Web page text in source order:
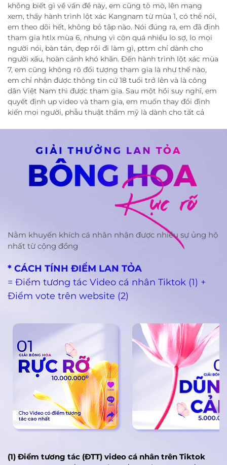
không biết gì về vấn đề này, em cũng tò mò, lên mạng
xem, thấy hành trình lột xác Kangnam từ mùa 1, có thể nói,
em theo dõi hết, không bỏ tập nào. Nói đúng ra, em đã định
tham gia htlx mùa 6, nhưng vì còn quá nhiều lo sợ, lo mọi
người nói, bàn tán, đẹp rồi đi làm gì, pttm chỉ dành cho
người xấu, hoàn cảnh khó khăn. Đến hành trình lột xác mùa
7, em cũng không rõ đối tượng tham gia là như thế nào,
em chỉ nhận được thông tin cứ 18 tuổi trở lên và là công
dân Việt Nam thì được tham gia. Sau một hồi suy nghĩ, em
quyết định up video và tham gia, em muốn thay đổi định
kiến mọi người, phẫu thuật thẩm mỹ là dành cho tất cả
mơ, tài năng, hãy dũng cảm thay đổi nó. Một thay đổi nhỏ
nhưng cũng có thể tạo ra kỳ tích trong tương lai.
Nằm khuyến khích cá nhân nhận được nhiều sự ủng hộ
nhất từ cộng đồng
* CÁCH TÍNH ĐIỂM LAN TỎA
= Điểm tương tác Video cá nhân Tiktok (1) +
Điểm vote trên website (2)
(1) Điểm tương tác (ĐTT) video cá nhân trên Tiktok